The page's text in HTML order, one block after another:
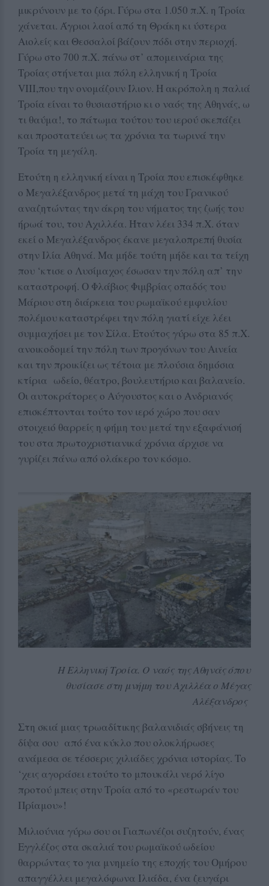
μικρύνουν με το ζόρι. Γύρω στα 1.050 π.Χ. η Τροία
χάνεται. Άγριοι λαοί από τη Θράκη κι ύστερα
Αιολείς και Θεσσαλοί βάζουν πόδι στην περιοχή.
Γύρω στο 700 π.Χ. πάνω στ’ απομεινάρια της
Τροίας στήνεται μια πόλη ελληνική η Τροία
VIIΙ,που την ονομάζουν Ίλιον. Η ακρόπολη η παλιά
Τροία είναι το θυσιαστήριο κι ο ναός της Αθηνάς, ω
τι θαύμα!, το πάτωμα τούτου του ιερού σκεπάζει
και προστατεύει ως τα χρόνια τα τωρινά την
Τροία τη μεγάλη.
Ετούτη η ελληνική είναι η Τροία που επισκέφθηκε
ο Μεγαλέξανδρος μετά τη μάχη του Γρανικού
αναζητώντας την άκρη του νήματος της ζωής του
ήρωά του, του Αχιλλέα. Ήταν λέει 334 π.Χ. όταν
εκεί ο Μεγαλέξανδρος έκανε μεγαλοπρεπή θυσία
στην Ιλία Αθηνά. Μα μήδε τούτη μήδε και τα τείχη
που ‘κτισε ο Λυσίμαχος έσωσαν την πόλη απ’ την
καταστροφή. Ο Φλάβιος Φιμβρίας οπαδός του
Μάριου στη διάρκεια του ρωμαϊκού εμφυλίου
πολέμου καταστρέφει την πόλη γιατί είχε λέει
συμμαχήσει με τον Σίλα. Ετούτος γύρω στα 85 π.Χ.
ανοικοδομεί την πόλη των προγόνων του Αινεία
και την προικίζει ως τέτοια με πλούσια δημόσια
κτίρια ωδείο, θέατρο, βουλευτήριο και βαλανείο.
Οι αυτοκράτορες ο Αύγουστος και ο Ανδριανός
επισκέπτονται τούτο τον ιερό χώρο που σαν
στοιχειό θαρρείς η φήμη του μετά την εξαφάνισή
του στα πρωτοχριστιανικά χρόνια άρχισε να
γυρίζει πάνω από ολάκερο τον κόσμο.
Η Ελληνική Τροία. Ο ναός της Αθηνάς όπου
θυσίασε στη μνήμη του Αχιλλέα ο Μέγας
Αλέξανδρος
Στη σκιά μιας τρωαδίτικης βαλανιδιάς σβήνεις τη
δίψα σου από ένα κύκλο που ολοκλήρωσες
ανάμεσα σε τέσσερις χιλιάδες χρόνια ιστορίας. Το
‘χεις αγοράσει ετούτο το μπουκάλι νερό λίγο
προτού μπεις στην Τροία από το «ρεστωράν του
Πρίαμου»!
Μιλιούνια γύρω σου οι Γιαπωνέζοι συζητούν, ένας
Εγγλέζος στα σκαλιά του ρωμαϊκού ωδείου
θαρρώντας το για μνημείο της εποχής του Ομήρου
απαγγέλλει μεγαλόφωνα Ιλιάδα, ένα ζευγάρι